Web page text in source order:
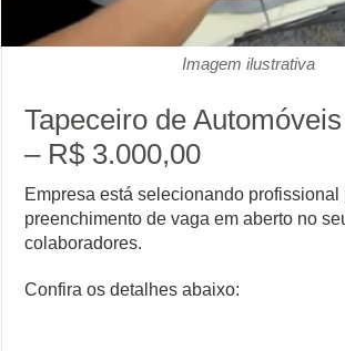
Imagem ilustrativa
Tapeceiro de
– R$ 3.000,00
Empresa está selecionando profissional
preenchimento de vaga em aberto no
colaboradores.
Confira os detalhes abaixo: